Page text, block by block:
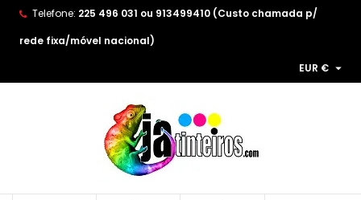
Telefone: 225 496 031 ou 913499410 (Custo chamada p/
rede fixa/móvel nacional)
EUR € 
As minhas listas de desejos ×
((modalTitle)) ×
((cancelText)) ((modalDeleteText))
((title)) ×
((label))
((cancelText)) ((createText))
Entrar ×
You need to be logged in to save products in your
wishlist.
((cancelText))